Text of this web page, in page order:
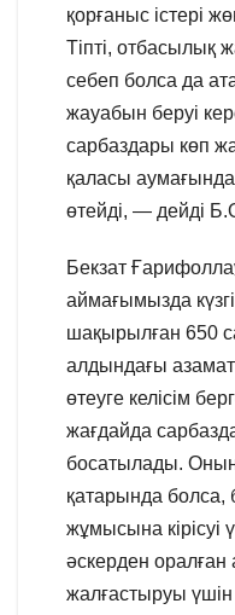
қорғаныс істері
Тіпті, отбасылық
себеп болса да
жауабын беруі
сарбаздары көп
қаласы
өтейді, — дейді
Бекзат
аймағымызда
шақырылған 650
алдындағы
өтеуге келісім
жағдайда
босатылады. Оның
қатарында болса,
жұмысына кірісуі
әскерден оралған
жалғастыруы